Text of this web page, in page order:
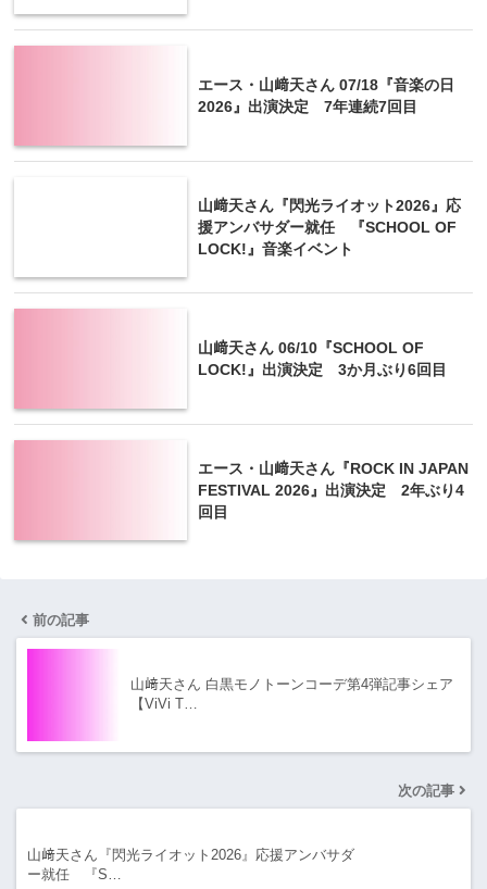
エース・山﨑天さん 07/18『音楽の日
2026』出演決定 7年連続7回目
山﨑天さん『閃光ライオット2026』応
援アンバサダー就任 『SCHOOL OF
LOCK!』音楽イベント
山﨑天さん 06/10『SCHOOL OF
LOCK!』出演決定 3か月ぶり6回目
エース・山﨑天さん『ROCK IN JAPAN
FESTIVAL 2026』出演決定 2年ぶり4
回目
前の記事
山﨑天さん 白黒モノトーンコーデ第4弾記事シェア
【ViVi T…
次の記事
山﨑天さん『閃光ライオット2026』応援アンバサダ
ー就任 『S…